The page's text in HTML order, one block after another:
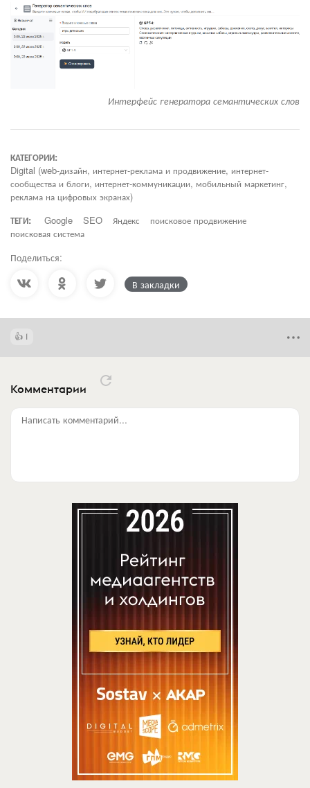
Интерфейс генератора семантических слов
КАТЕГОРИИ:
Digital (web-дизайн, интернет-реклама и продвижение, интернет-
сообщества и блоги, интернет-коммуникации, мобильный маркетинг,
реклама на цифровых экранах)
ТЕГИ:
Google SEO Яндекс
поисковое продвижение
поисковая система
Поделиться:
В закладки
1
Комментарии
Написать комментарий...